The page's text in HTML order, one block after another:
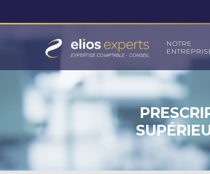
au
contenu
Principal
NOTRE